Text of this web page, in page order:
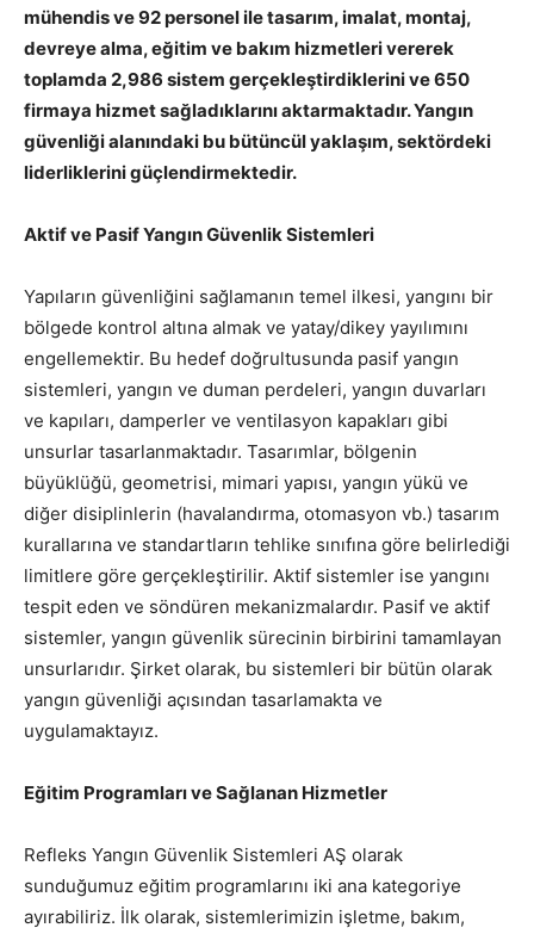
mühendis ve 92 personel ile tasarım, imalat, montaj,
devreye alma, eğitim ve bakım hizmetleri vererek
toplamda 2,986 sistem gerçekleştirdiklerini ve 650
firmaya hizmet sağladıklarını aktarmaktadır. Yangın
güvenliği alanındaki bu bütüncül yaklaşım, sektördeki
liderliklerini güçlendirmektedir.
Aktif ve Pasif Yangın Güvenlik Sistemleri
Yapıların güvenliğini sağlamanın temel ilkesi, yangını bir
bölgede kontrol altına almak ve yatay/dikey yayılımını
engellemektir. Bu hedef doğrultusunda pasif yangın
sistemleri, yangın ve duman perdeleri, yangın duvarları
ve kapıları, damperler ve ventilasyon kapakları gibi
unsurlar tasarlanmaktadır. Tasarımlar, bölgenin
büyüklüğü, geometrisi, mimari yapısı, yangın yükü ve
diğer disiplinlerin (havalandırma, otomasyon vb.) tasarım
kurallarına ve standartların tehlike sınıfına göre belirlediği
limitlere göre gerçekleştirilir. Aktif sistemler ise yangını
tespit eden ve söndüren mekanizmalardır. Pasif ve aktif
sistemler, yangın güvenlik sürecinin birbirini tamamlayan
unsurlarıdır. Şirket olarak, bu sistemleri bir bütün olarak
yangın güvenliği açısından tasarlamakta ve
uygulamaktayız.
Eğitim Programları ve Sağlanan Hizmetler
Refleks Yangın Güvenlik Sistemleri AŞ olarak
sunduğumuz eğitim programlarını iki ana kategoriye
ayırabiliriz. İlk olarak, sistemlerimizin işletme, bakım,